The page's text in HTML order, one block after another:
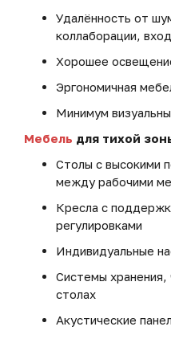
Удалённость от
коллаборации,
Хорошее
Эргономичная
Минимум
Мебель для тихой
Столы с высокими
между рабочими
Кресла с
регулировками
Индивидуальные
Системы хранения,
столах
Акустические